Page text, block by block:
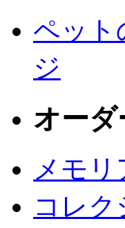
ペット
ジ
オー
メモ
コレク